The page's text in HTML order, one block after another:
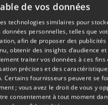
Petit pois et
pois de
de vos données
technologies similaires pour
personnelles, telles que
afin de proposer des
obtenir des insights d’audience
traiter vos données à ces fins
précises et des
Certains fournisseurs peuvent se
; vous avez le droit de vous y
consentement à tout moment